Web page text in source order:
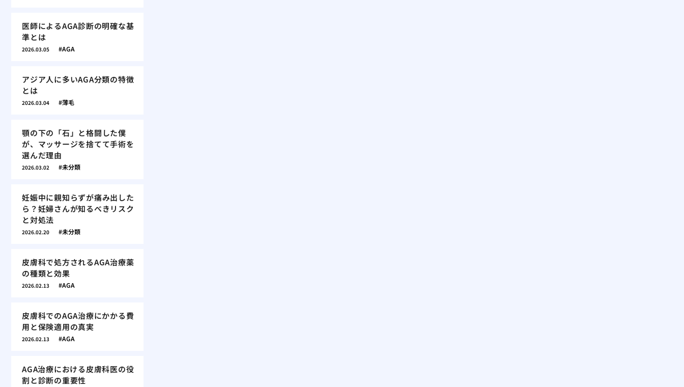
医師によるAGA診断の明確な基
準とは
2026.03.05 AGA
アジア人に多いAGA分類の特徴
とは
2026.03.04 薄毛
顎の下の「石」と格闘した僕
が、マッサージを捨てて手術を
選んだ理由
2026.03.02 未分類
妊娠中に親知らずが痛み出した
ら？妊婦さんが知るべきリスク
と対処法
2026.02.20 未分類
皮膚科で処方されるAGA治療薬
の種類と効果
2026.02.13 AGA
皮膚科でのAGA治療にかかる費
用と保険適用の真実
2026.02.13 AGA
AGA治療における皮膚科医の役
割と診断の重要性